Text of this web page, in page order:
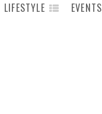
LIFESTYLE EVENTS